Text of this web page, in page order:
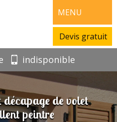
MENU
Devis gratuit
indisponible
de volet
peintre